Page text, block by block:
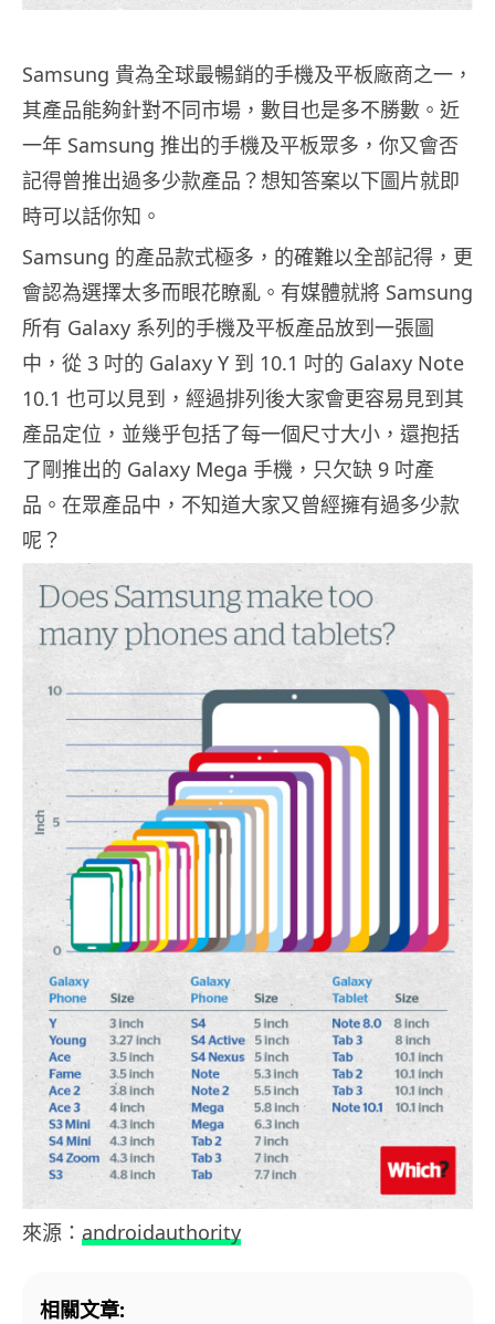
Samsung 貴為全球最暢銷的手機及平板廠商之一，
其產品能夠針對不同市場，數目也是多不勝數。近
一年 Samsung 推出的手機及平板眾多，你又會否
記得曾推出過多少款產品？想知答案以下圖片就即
時可以話你知。
Samsung 的產品款式極多，的確難以全部記得，更
會認為選擇太多而眼花瞭亂。有媒體就將 Samsung
所有 Galaxy 系列的手機及平板產品放到一張圖
中，從 3 吋的 Galaxy Y 到 10.1 吋的 Galaxy Note
10.1 也可以見到，經過排列後大家會更容易見到其
產品定位，並幾乎包括了每一個尺寸大小，還抱括
了剛推出的 Galaxy Mega 手機，只欠缺 9 吋產
品。在眾產品中，不知道大家又曾經擁有過多少款
呢？
來源： androidauthority
相關文章: